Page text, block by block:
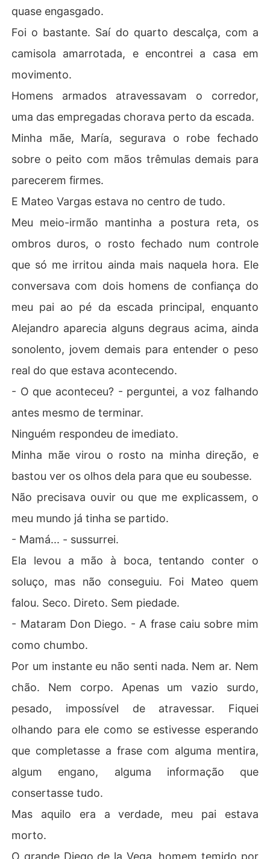
quase engasgado.
Foi o bastante. Saí do quarto descalça, com a
camisola amarrotada, e encontrei a casa em
movimento.
Homens armados atravessavam o corredor,
uma das empregadas chorava perto da escada.
Minha mãe, María, segurava o robe fechado
sobre o peito com mãos trêmulas demais para
parecerem firmes.
E Mateo Vargas estava no centro de tudo.
Meu meio-irmão mantinha a postura reta, os
ombros duros, o rosto fechado num controle
que só me irritou ainda mais naquela hora. Ele
conversava com dois homens de confiança do
meu pai ao pé da escada principal, enquanto
Alejandro aparecia alguns degraus acima, ainda
sonolento, jovem demais para entender o peso
real do que estava acontecendo.
- O que aconteceu? - perguntei, a voz falhando
antes mesmo de terminar.
Ninguém respondeu de imediato.
Minha mãe virou o rosto na minha direção, e
bastou ver os olhos dela para que eu soubesse.
Não precisava ouvir ou que me explicassem, o
meu mundo já tinha se partido.
- Mamá... - sussurrei.
Ela levou a mão à boca, tentando conter o
soluço, mas não conseguiu. Foi Mateo quem
falou. Seco. Direto. Sem piedade.
- Mataram Don Diego. - A frase caiu sobre mim
como chumbo.
Por um instante eu não senti nada. Nem ar. Nem
chão. Nem corpo. Apenas um vazio surdo,
pesado, impossível de atravessar. Fiquei
olhando para ele como se estivesse esperando
que completasse a frase com alguma mentira,
algum engano, alguma informação que
consertasse tudo.
Mas aquilo era a verdade, meu pai estava
morto.
O grande Diego de la Vega, homem temido por